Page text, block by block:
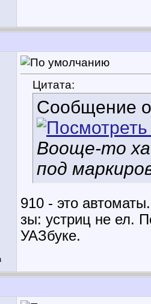
Цитата:
Сообщение
Вооще-то
под
910 - это
зы: устриц не ел.
УАЗбуке.